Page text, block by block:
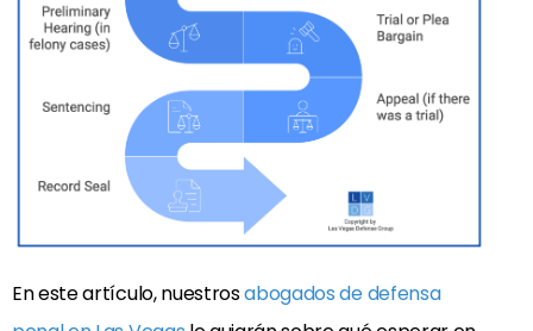
En este artículo, nuestrosabogados de defensa